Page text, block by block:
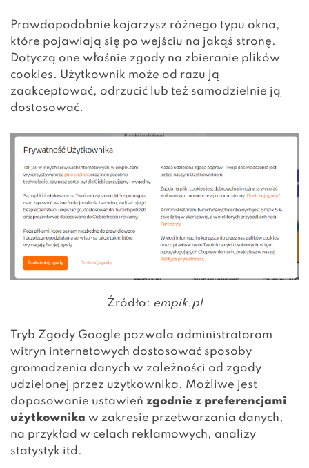
Prawdopodobnie kojarzysz różnego typu okna,
które pojawiają się po wejściu na jakąś stronę.
Dotyczą one właśnie zgody na zbieranie plików
cookies. Użytkownik może od razu ją
zaakceptować, odrzucić lub też samodzielnie ją
dostosować.
Źródło: empik.pl
Tryb Zgody Google pozwala administratorom
witryn internetowych dostosować sposoby
gromadzenia danych w zależności od zgody
udzielonej przez użytkownika. Możliwe jest
dopasowanie ustawień zgodnie z preferencjami
użytkownika w zakresie przetwarzania danych,
na przykład w celach reklamowych, analizy
statystyk itd.